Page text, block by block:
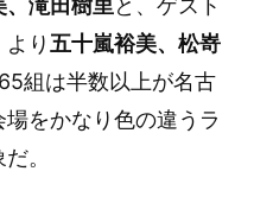
、滝田樹里と、ゲスト
り 五十嵐裕美、松嵜
組は半数以上が名古
をかなり色の違うラ
。